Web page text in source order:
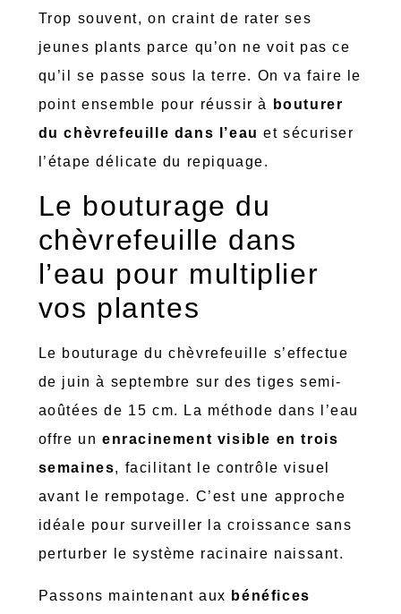
Trop souvent, on craint de rater ses
jeunes plants parce qu’on ne voit pas ce
qu’il se passe sous la terre. On va faire le
point ensemble pour réussir à
bouturer
du chèvrefeuille dans l’eau et sécuriser
l’étape délicate du repiquage.
Le bouturage du
chèvrefeuille dans
l’eau pour multiplier
vos plantes
Le bouturage du chèvrefeuille s’effectue
de juin à septembre sur des tiges semi-
aoûtées de 15 cm. La méthode dans l’eau
offre un enracinement visible en trois
semaines, facilitant le contrôle visuel
avant le rempotage. C’est une approche
idéale pour surveiller la croissance sans
perturber le système racinaire naissant.
Passons maintenant aux bénéfices